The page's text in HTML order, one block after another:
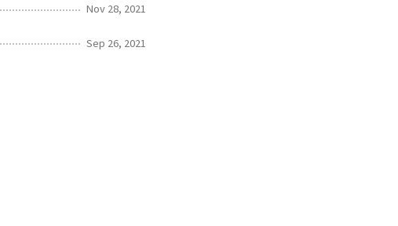
Nov 28, 2021
Sep 26, 2021